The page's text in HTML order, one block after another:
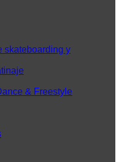
skateboarding y
& Freestyle